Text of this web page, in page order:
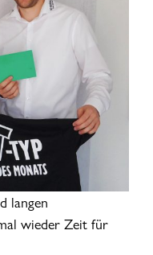
langen
wieder Zeit für